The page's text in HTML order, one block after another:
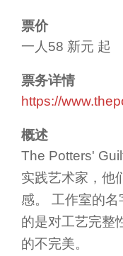
票价
一人58 新元 起
票务详情
https://
概述
The Potters'
实践艺术家，他
感。 工作室的
的是对工艺完整
的不完美。